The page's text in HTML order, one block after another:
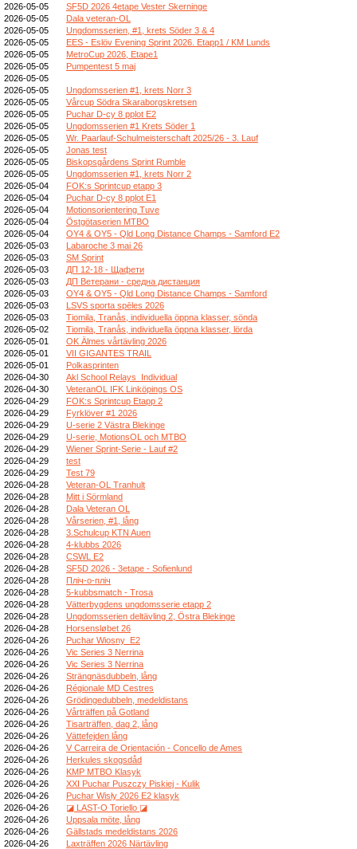
2026-05-05
SF5D 2026 4etape Vester Skerninge
2026-05-05
Dala veteran-OL
2026-05-05
Ungdomsserien, #1, krets Söder 3 & 4
2026-05-05
EES - Eslöv Evening Sprint 2026. Etapp1 / KM Lunds
2026-05-05
MetroCup 2026, Etape1
2026-05-05
Pumpentest 5 maj
2026-05-05
2026-05-05
Ungdomsserien #1, krets Norr 3
2026-05-05
Vårcup Södra Skaraborgskretsen
2026-05-05
Puchar D-cy 8 pplot E2
2026-05-05
Ungdomsserien #1 Krets Söder 1
2026-05-05
Wr. Paarlauf-Schulmeisterschaft 2025/26 - 3. Lauf
2026-05-05
Jonas test
2026-05-05
Biskopsgårdens Sprint Rumble
2026-05-05
Ungdomsserien #1, krets Norr 2
2026-05-04
FOK:s Sprintcup etapp 3
2026-05-04
Puchar D-cy 8 pplot E1
2026-05-04
Motionsorientering Tuve
2026-05-04
Östgötaserien MTBO
2026-05-04
OY4 & OY5 - Qld Long Distance Champs - Samford E2
2026-05-03
Labaroche 3 mai 26
2026-05-03
SM Sprint
2026-05-03
ДП 12-18 - Щафети
2026-05-03
ДП Ветерани - средна дистанция
2026-05-03
OY4 & OY5 - Qld Long Distance Champs - Samford
2026-05-03
LSVS sporta spēles 2026
2026-05-03
Tiomila, Tranås, individuella öppna klasser, sönda
2026-05-02
Tiomila, Tranås, individuella öppna klasser, lörda
2026-05-01
OK Älmes vårtävling 2026
2026-05-01
VII GIGANTES TRAIL
2026-05-01
Polkasprinten
2026-04-30
Akl School Relays_Individual
2026-04-30
VeteranOL IFK Linköpings OS
2026-04-29
FOK:s Sprintcup Etapp 2
2026-04-29
Fyrklöver #1 2026
2026-04-29
U-serie 2 Västra Blekinge
2026-04-29
U-serie, MotionsOL och MTBO
2026-04-29
Wiener Sprint-Serie - Lauf #2
2026-04-29
test
2026-04-29
Test 79
2026-04-28
Veteran-OL Tranhult
2026-04-28
Mitt i Sörmland
2026-04-28
Dala Veteran OL
2026-04-28
Vårserien, #1, lång
2026-04-28
3.Schulcup KTN Auen
2026-04-28
4-klubbs 2026
2026-04-28
CSWL E2
2026-04-28
SF5D 2026 - 3etape - Sofienlund
2026-04-28
Пліч-о-пліч
2026-04-28
5-kubbsmatch - Trosa
2026-04-28
Vätterbygdens ungdomsserie etapp 2
2026-04-28
Ungdomsserien deltävling 2, Östra Blekinge
2026-04-28
Horsensløbet 26
2026-04-26
Puchar Wiosny_E2
2026-04-26
Vic Series 3 Nerrina
2026-04-26
Vic Series 3 Nerrina
2026-04-26
Strängnäsdubbeln, lång
2026-04-26
Régionale MD Cestres
2026-04-26
Grödingedubbeln, medeldistans
2026-04-26
Vårträffen på Gotland
2026-04-26
Tisarträffen, dag 2, lång
2026-04-26
Vättefejden lång
2026-04-26
V Carreira de Orientación - Concello de Ames
2026-04-26
Herkules skogsdåd
2026-04-26
KMP MTBO Klasyk
2026-04-26
XXI Puchar Puszczy Piskiej - Kulik
2026-04-26
Puchar Wisły 2026 E2 klasyk
2026-04-26
◪ LAST-O Toriello ◪
2026-04-26
Uppsala möte, lång
2026-04-26
Gällstads medeldistans 2026
2026-04-26
Laxträffen 2026 Närtävling